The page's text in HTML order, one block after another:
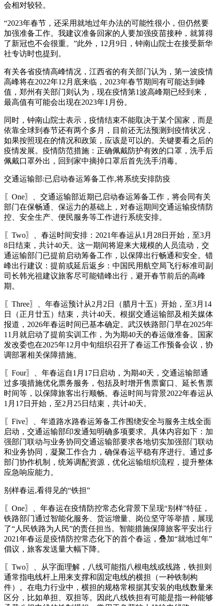
会相对较轻。
“2023年春节，还采用就地过年办法的可能性很小，但仍然要
加强准备工作。我建议准备回家的人要加强疫苗接种，就算得
了新冠也不会很重。”此外，12月9日，钟南山院士在接受新华
社专访时也提到。
有关各省疫情高峰情况，江西省的有关部门认为，第一波疫情
高峰将在2022年12月底来临，2023年春节期间有可能达到峰
值，郑州有关部门则认为，现在疫情第1波高峰期已经到来，
最高值有可能会出现在2023年1月份。
同时，钟南山院士表示，疫情结束不能取决于某个国家，而是
依靠全球到春节还有两个多月，目前还无法预测到疫情状况，
如果按照现在的情况和政策，应该是可以的。关键要看之后的
疫情发展。疫情防范措施：正确佩戴防护有效的口罩，洗手后
佩戴口罩外出，回到家中摘掉口罩后首先洗手消毒。
交通运输部:已启动春运筹备工作,将系统安排防疫
〖One〗、交通运输部近期已启动春运筹备工作，将会同有关
部门在保畅通、保运力的基础上，对春运期间交通运输疫情防
控、安全生产、便民服务等工作进行系统安排。
〖Two〗、春运时间安排：2021年春运从1月28日开始，至3月
8日结束，共计40天。这一期间将迎来大规模的人员流动，交
通运输部门已提前启动筹备工作，以保障出行畅通和安全。错
峰出行建议：提前或延后返乡：中国民用航空局飞行标准司副
司长韩光祖建议旅客尽可能错峰出行，避开春节前后的高峰
期。
〖Three〗、年春运预计从2月2日（腊月十五）开始，至3月14
日（正月廿五）结束，共计40天。根据交通运输部及相关媒体
报道，2026年春运时间已基本确定。武汉铁路部门早在2025年
11月就启动了提前实训工作，为为期40天的春运做准备。国家
发改委也在2025年12月中旬组织召开了春运工作预备会议，协
调部署相关保障措施。
〖Four〗、年春运自1月17日启动，为期40天，交通运输部通
过多项措施优化票务服务，包括及时增开售票窗口、延长售票
时间等，以保障旅客出行顺畅。春运时间与背景2022年春运从
1月17日开始，至2月25日结束，共计40天。
〖Five〗、年道路水路春运筹备工作围绕安全与服务主线全面
启动，交通运输部印发通知明确多项要求。具体内容如下：加
强部门联动与业务协同交通运输部要求各地切实加强部门联动
和业务协同，凝聚工作合力，确保春运平稳有序进行。通过多
部门协作机制，统筹调配资源，优化运输组织流程，提升整体
应急响应能力。
别样春运,看得见的“铁担”
〖One〗、年春运在疫情防控常态化背景下呈现“别样”特征，
铁路部门通过智能化服务、货运增量、岗位坚守等举措，展现
了“人民铁路为人民”的责任担当。智能措施保障旅客平安出行
2021年春运是疫情防控常态化下的首个春运，叠加“就地过年”
倡议，旅客发送量大幅下降。
〖Two〗、从字面理解，八线可能指八根电线或线路，铁担则
通常指电线杆上用来支撑和固定电线的横担（一种铁制构
件）。在电力行业中，横担的规格常根据其安装的电线数量来
区分，比如单担、双担等。因此八线铁担有可能是指一种能够